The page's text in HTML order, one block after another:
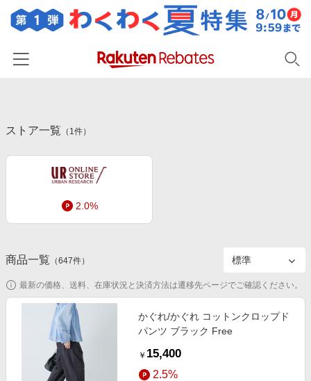
カテゴリー一覧
百貨店・総合ECモール
ファッション・インナー・小物
食品・スイーツ・お酒
家電・PC・スマホ・カメラ
スポーツ・アウトドア・ゴルフ
インテリア・寝具
初回購入者限定特典
新着ストアのご紹介
電子書籍特集
楽天ペイ導入ストア
楽天サービス特集
お中元特集2026
友達紹介
楽天IDでログイン/会員登録
ストア一覧 （ 1件）
2.0%
商品一覧 （647件）
最新の価格、送料、在庫状況と決済方法は遷移先ページでご確認ください。
かぐれ/かぐれ コットンクロップド
パンツ ブラック Free
￥ 15,400
2.5%